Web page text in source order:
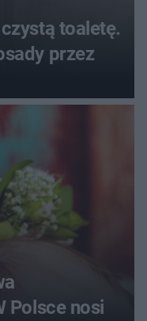
toaletę.
przez
Polsce nosi